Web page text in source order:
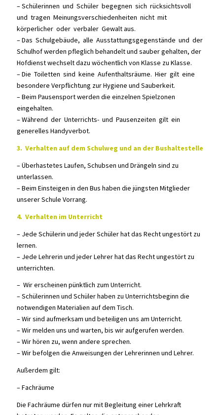
– Schülerinnen und Schüler begegnen sich rücksichtsvoll
und tragen Meinungsverschiedenheiten nicht mit
körperlicher oder verbaler Gewalt aus.
– Das Schulgebäude, alle Ausstattungsgegenstände und der
Schulhof werden pfleglich behandelt und sauber gehalten, der
Hofdienst wechselt dazu wöchentlich von Klasse zu Klasse.
– Die Toiletten sind keine Aufenthaltsräume. Hier gilt eine
besondere Verpflichtung zur Hygiene und Sauberkeit.
– Beim Pausensport werden die einzelnen Spielzonen
eingehalten.
– Während der Unterrichts- und Pausenzeiten gilt ein
generelles Handyverbot.
3. Verhalten auf dem Schulweg und an der Bushaltestelle
– Überhastetes Laufen, Schubsen und Drängeln sind zu
unterlassen.
– Beim Einsteigen in den Bus haben die jüngsten Mitglieder
unserer Schule Vorrang.
4. Verhalten im Unterricht
– Jede Schülerin und jeder Schüler hat das Recht ungestört zu
lernen.
– Jede Lehrerin und jeder Lehrer hat das Recht ungestört zu
unterrichten.
– Wir erscheinen pünktlich zum Unterricht.
– Schülerinnen und Schüler haben zu Unterrichtsbeginn die
notwendigen Materialien auf dem Tisch.
– Wir sind aufmerksam und beteiligen uns am Unterricht.
– Wir melden uns und warten, bis wir aufgerufen werden.
– Wir hören zu, wenn andere sprechen.
– Wir befolgen die Anweisungen der Lehrerinnen und Lehrer.
Außerdem gilt:
– Fachräume
Die Fachräume dürfen nur mit Begleitung einer Lehrkraft